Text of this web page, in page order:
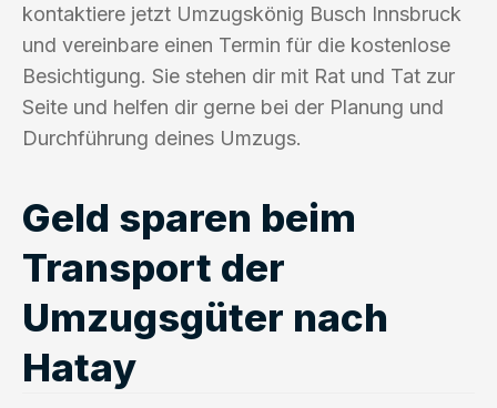
kontaktiere jetzt Umzugskönig Busch Innsbruck
und vereinbare einen Termin für die kostenlose
Besichtigung. Sie stehen dir mit Rat und Tat zur
Seite und helfen dir gerne bei der Planung und
Durchführung deines Umzugs.
Geld sparen beim
Transport der
Umzugsgüter nach
Hatay